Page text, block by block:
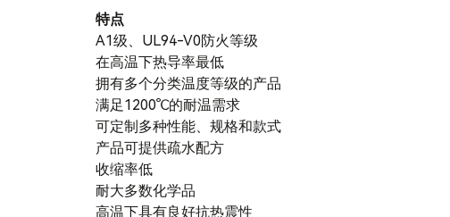
特点
A1级、UL94-V0防火等级
在高温下热导率最低
拥有多个分类温度等级的产品
满足1200℃的耐温需求
可定制多种性能、规格和款式
产品可提供疏水配方
收缩率低
耐大多数化学品
高温下具有良好抗热震性